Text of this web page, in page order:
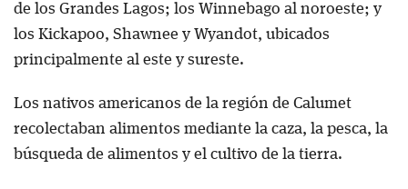
de los Grandes Lagos; los Winnebago al noroeste; y
los Kickapoo, Shawnee y Wyandot, ubicados
principalmente al este y sureste.
Los nativos americanos de la región de Calumet
recolectaban alimentos mediante la caza, la pesca, la
búsqueda de alimentos y el cultivo de la tierra.